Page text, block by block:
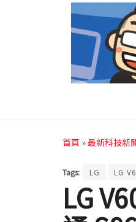
首頁 »最新科技新
Tags: LG LG
LG